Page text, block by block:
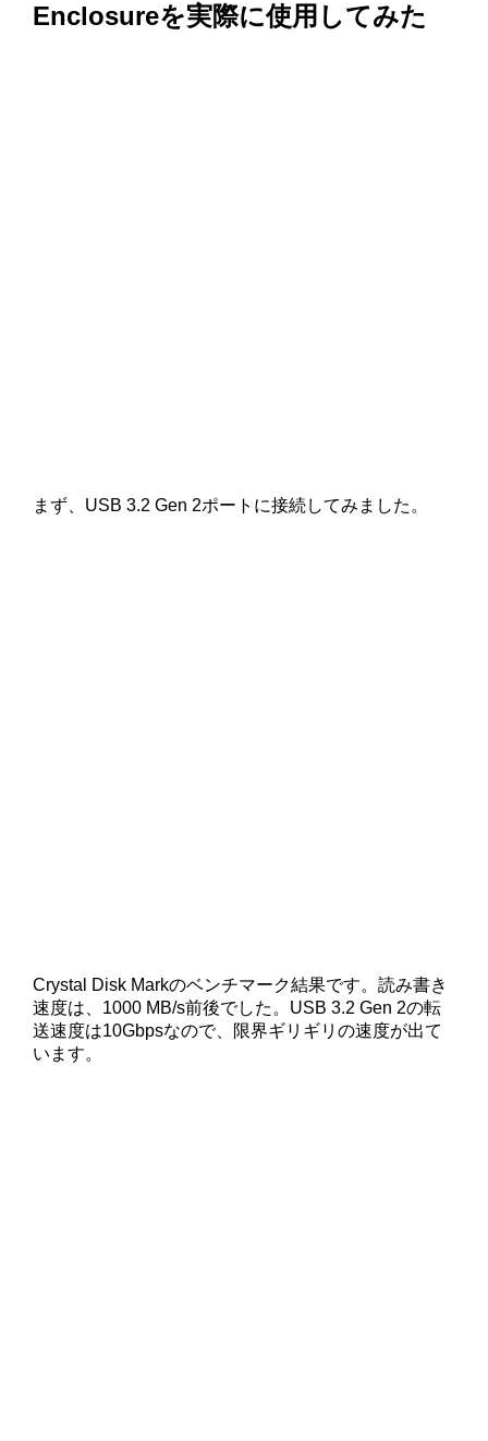
Enclosureを実際に使用してみた
まず、USB 3.2 Gen 2ポートに接続してみました。
Crystal Disk Markのベンチマーク結果です。読み書き
速度は、1000 MB/s前後でした。USB 3.2 Gen 2の転
送速度は10Gbpsなので、限界ギリギリの速度が出て
います。